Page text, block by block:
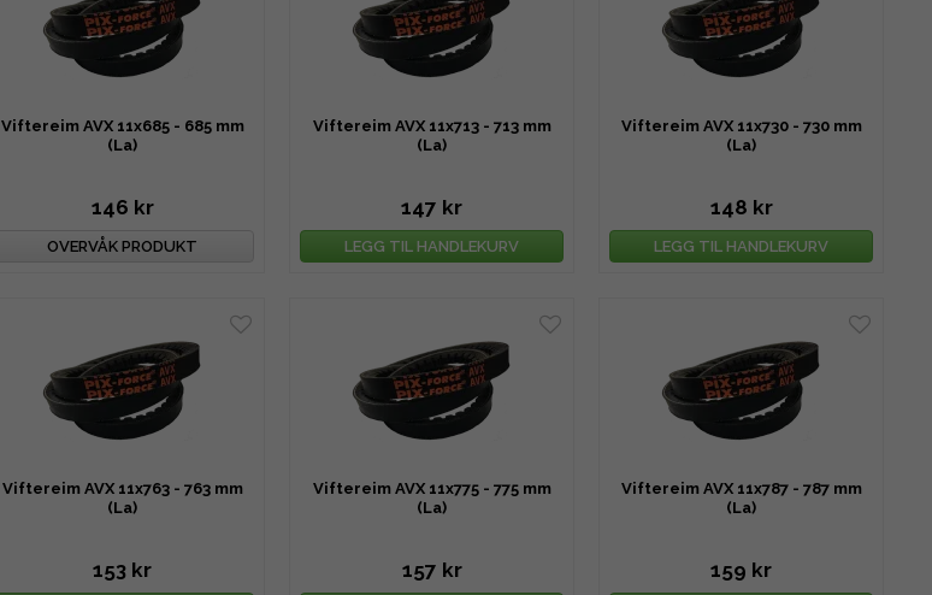
Viftereim AVX 11x685 - 685 mm
(La)
146 kr
OVERVÅK PRODUKT
Viftereim AVX 11x713 - 713 mm
(La)
147 kr
LEGG TIL HANDLEKURV
Viftereim AVX 11x730 - 730 mm
(La)
148 kr
LEGG TIL HANDLEKURV
Viftereim AVX 11x763 - 763 mm
(La)
153 kr
Viftereim AVX 11x775 - 775 mm
(La)
157 kr
Viftereim AVX 11x787 - 787 mm
(La)
159 kr